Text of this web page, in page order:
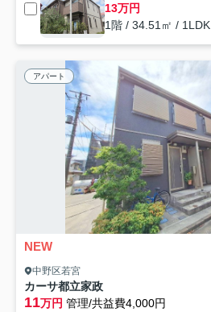
13万円
1階 / 34.51㎡ / 1LDK
アパート
NEW
中野区若宮
カーサ都立家政
11万円 管理/共益費4,000円